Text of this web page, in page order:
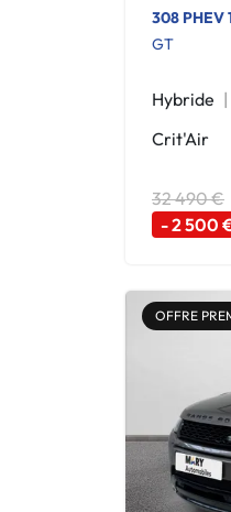
308 PHEV
GT
Hybride
Crit'Air
32 490 €
- 2 500
OFFRE